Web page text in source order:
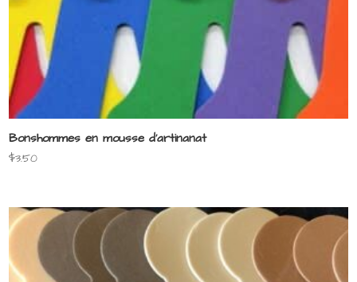
Bonshommes en mousse d’artinanat
$3.50